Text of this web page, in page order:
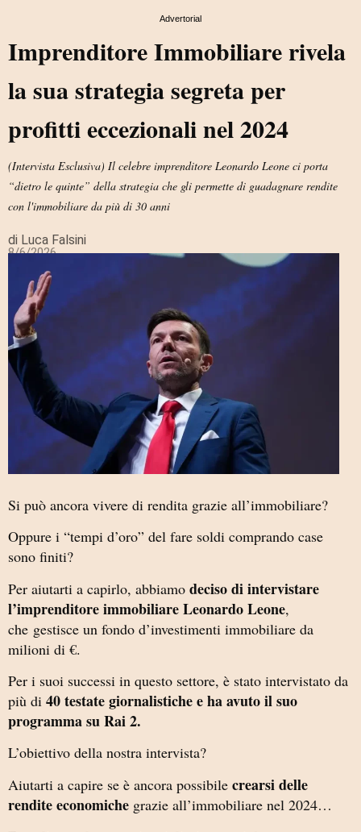
Advertorial
Imprenditore Immobiliare rivela
la sua strategia segreta per
profitti eccezionali nel 2024
(Intervista Esclusiva) Il celebre imprenditore Leonardo Leone ci porta
“dietro le quinte” della strategia che gli permette di guadagnare rendite
con l'immobiliare da più di 30 anni
di Luca Falsini
8/6/2026
Si può ancora vivere di rendita grazie all’immobiliare?
Oppure i “tempi d’oro” del fare soldi comprando case
sono finiti?
Per aiutarti a capirlo, abbiamo deciso di intervistare
l’imprenditore immobiliare Leonardo Leone,
che gestisce un fondo d’investimenti immobiliare da
milioni di €.
Per i suoi successi in questo settore, è stato intervistato da
più di 40 testate giornalistiche e ha avuto il suo
programma su Rai 2.
L’obiettivo della nostra intervista?
Aiutarti a capire se è ancora possibile crearsi delle
rendite economiche grazie all’immobiliare nel 2024…